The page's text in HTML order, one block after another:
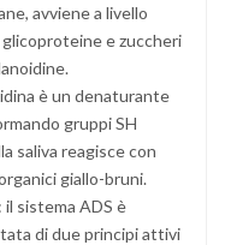
avviene a livello
e zuccheri
è un denaturante
gruppi SH
saliva reagisce con
giallo-bruni.
sistema ADS è
di due principi attivi